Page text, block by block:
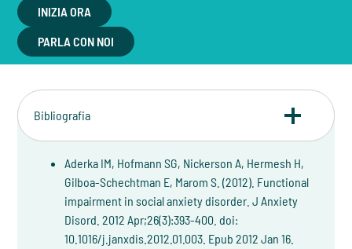
INIZIA ORA
PARLA CON NOI
Bibliografia
Aderka IM, Hofmann SG, Nickerson A, Hermesh H,
Gilboa-Schechtman E, Marom S. (2012). Functional
impairment in social anxiety disorder. J Anxiety
Disord. 2012 Apr;26(3):393-400. doi:
10.1016/j.janxdis.2012.01.003. Epub 2012 Jan 16.